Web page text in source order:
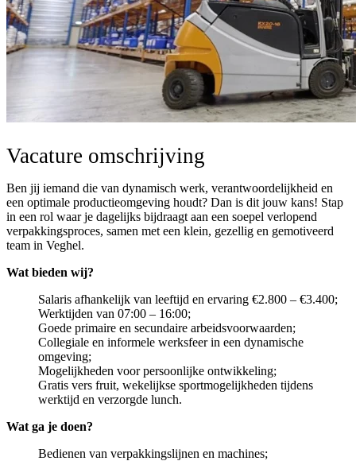
Vacature omschrijving
Ben jij iemand die van dynamisch werk, verantwoordelijkheid en
een optimale productieomgeving houdt? Dan is dit jouw kans! Stap
in een rol waar je dagelijks bijdraagt aan een soepel verlopend
verpakkingsproces, samen met een klein, gezellig en gemotiveerd
team in Veghel.
Wat bieden wij?
Salaris afhankelijk van leeftijd en ervaring €2.800 – €3.400;
Werktijden van 07:00 – 16:00;
Goede primaire en secundaire arbeidsvoorwaarden;
Collegiale en informele werksfeer in een dynamische
omgeving;
Mogelijkheden voor persoonlijke ontwikkeling;
Gratis vers fruit, wekelijkse sportmogelijkheden tijdens
werktijd en verzorgde lunch.
Wat ga je doen?
Bedienen van verpakkingslijnen en machines;